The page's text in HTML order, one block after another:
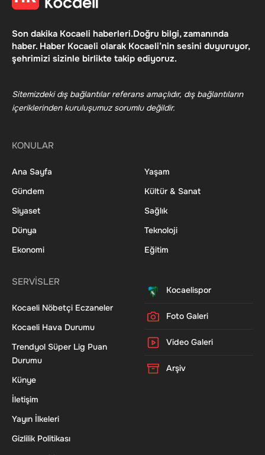
Son dakika Kocaeli haberleri.Doğru bilgi, zamanında
haber. Haber Kocaeli olarak Kocaeli’nin sesini duyuruyor,
şehrimizi sizinle birlikte takip ediyoruz.
Sitemizdeki dış bağlantılar referans amaçlıdır, dış bağlantıların
içeriklerinden kuruluşumuz sorumlu değildir.
KONULAR
Ana Sayfa
Gündem
Siyaset
Dünya
Ekonomi
Yaşam
Kültür & Sanat
Sağlık
Teknoloji
Eğitim
SERVİSLER
Kocaeli Nöbetçi Eczaneler
Kocaeli Hava Durumu
Trendyol Süper Lig Puan
Durumu
Künye
İletişim
Yayın İlkeleri
Gizlilik Politikası
Kocaelispor
Foto Galeri
Video Galeri
Arşiv